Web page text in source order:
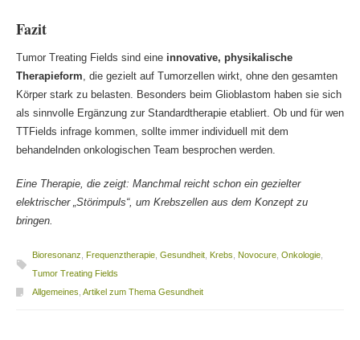
Fazit
Tumor Treating Fields sind eine innovative, physikalische
Therapieform , die gezielt auf Tumorzellen wirkt, ohne den gesamten
Körper stark zu belasten. Besonders beim Glioblastom haben sie sich
als sinnvolle Ergänzung zur Standardtherapie etabliert. Ob und für wen
TTFields infrage kommen, sollte immer individuell mit dem
behandelnden onkologischen Team besprochen werden.
Eine Therapie, die zeigt: Manchmal reicht schon ein gezielter
elektrischer „Störimpuls“, um Krebszellen aus dem Konzept zu
bringen.
Bioresonanz Frequenztherapie, Gesundheit, Krebs Novocure, Onkologie,
Tumor Treating Fields
Allgemeines Artikel zum Thema Gesundheit